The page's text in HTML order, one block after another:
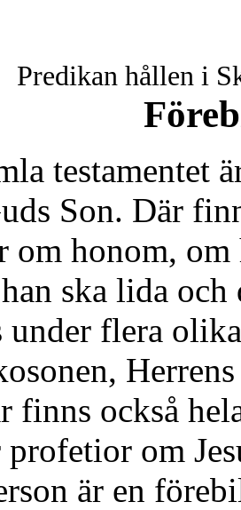
Predikan hållen i
testamentet
Son. Där
om honom,
ska lida
under flera
finns också
profetior om
är en